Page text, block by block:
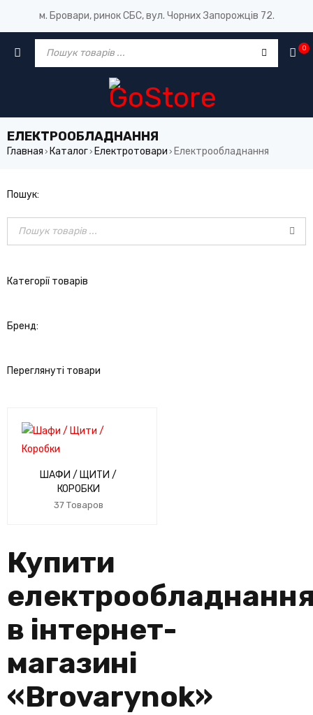
м. Бровари, ринок СБС, вул. Чорних Запорожців 72.
0
ЕЛЕКТРООБЛАДНАННЯ
Главная › Каталог› Електротовари › Електрообладнання
Пошук:
Категорії товарів
Бренд:
Переглянуті товари
ШАФИ / ЩИТИ /
КОРОБКИ
37 Товаров
Купити
в інтернет-
магазині
«Brovarynok»